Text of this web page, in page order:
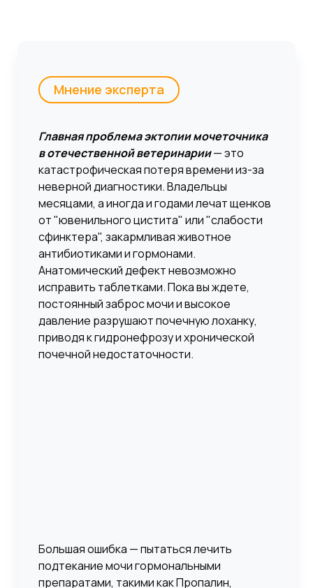
Мнение эксперта
Главная проблема эктопии мочеточника
в отечественной ветеринарии— это
катастрофическая потеря времени из-за
неверной диагностики. Владельцы
месяцами, а иногда и годами лечат щенков
от "ювенильного цистита" или "слабости
сфинктера", закармливая животное
антибиотиками и гормонами.
Анатомический дефект невозможно
исправить таблетками. Пока вы ждете,
постоянный заброс мочи и высокое
давление разрушают почечную лоханку,
приводя к гидронефрозу и хронической
почечной недостаточности.
Большая ошибка — пытаться лечить
подтекание мочи гормональными
препаратами, такими как Пропалин,